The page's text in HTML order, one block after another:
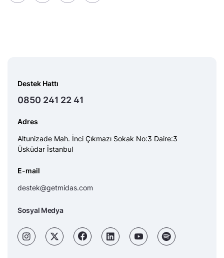
Destek Hattı
0850 241 22 41
Adres
Altunizade Mah. İnci Çıkmazı Sokak No:3 Daire:3
Üsküdar İstanbul
E-mail
destek@getmidas.com
Sosyal Medya